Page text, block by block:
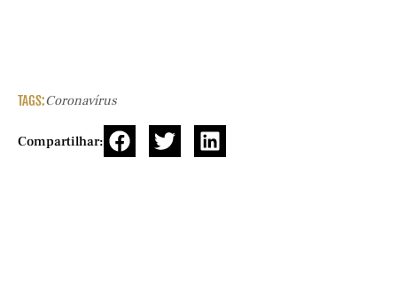
TAGS:Coronavírus
Compartilhar: